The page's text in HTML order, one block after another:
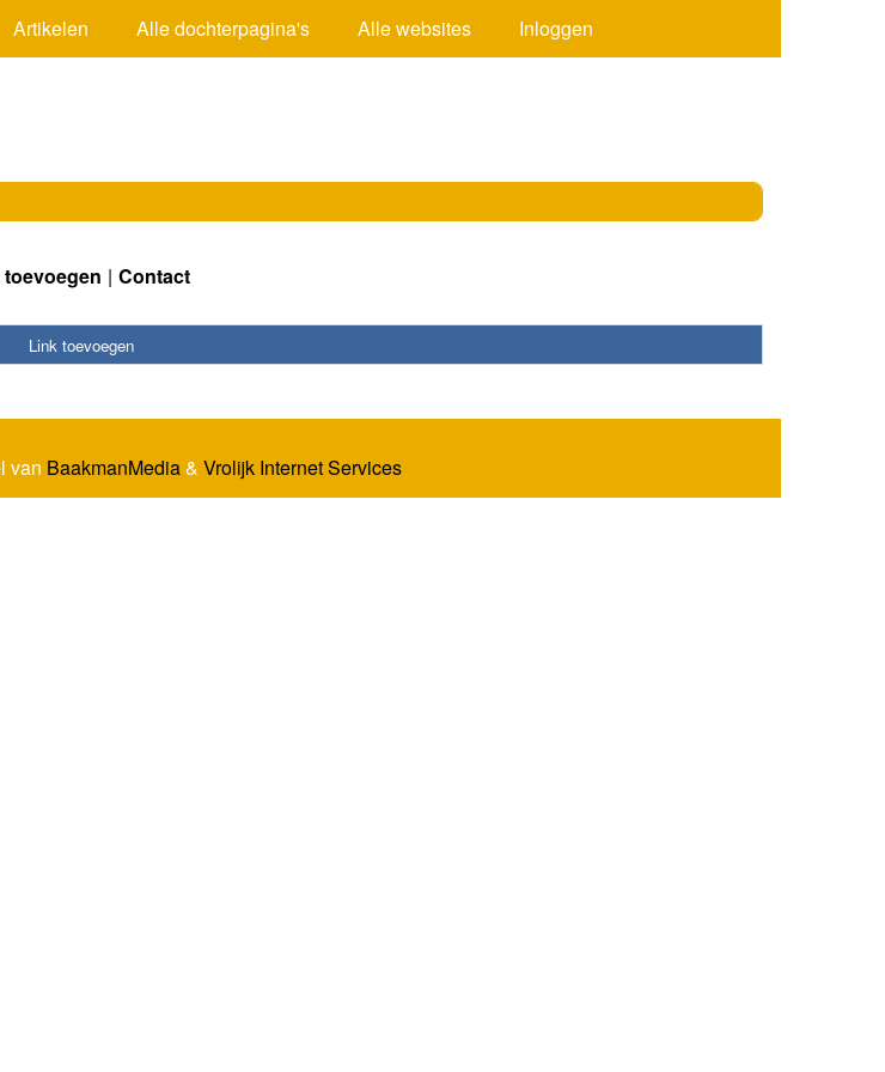
Artikelen Alle dochterpagina's Alle websites Inloggen
Contact
Link toevoegen
van BaakmanMedia& Vrolijk Internet Services